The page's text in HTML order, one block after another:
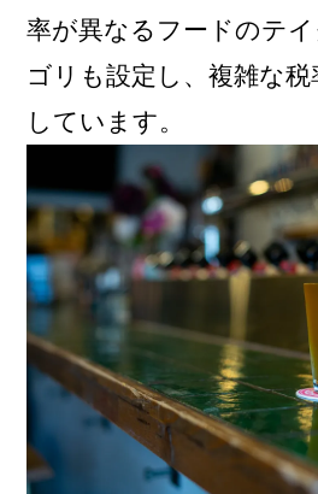
率が異なるフードのテ
ゴリも設定し、複雑な
しています。